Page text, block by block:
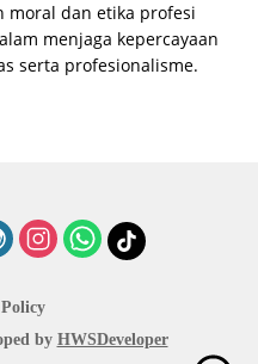
moral dan etika profesi
menjaga kepercayaan
serta profesionalisme.
by HWSDeveloper